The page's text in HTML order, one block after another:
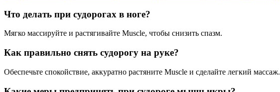
Что делать при судорогах в ноге?
Мягко массируйте и растягивайте Muscle, чтобы снизить спазм.
Как правильно снять судорогу на руке?
Обеспечьте спокойствие, аккуратно растяните Muscle и сделайте легкий массаж.